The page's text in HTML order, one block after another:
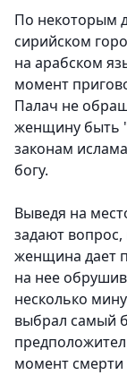
По некоторым
сирийском
на арабском
момент
Палач не
женщину быть
законам
богу.
Выведя на
задают
женщина дает
на нее
несколько
выбрал самый
момент смерти